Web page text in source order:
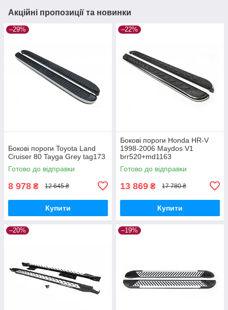
Акційні пропозиції та новинки
–29%
Бокові пороги Toyota Land
Cruiser 80 Tayga Grey tag173
Готово до відправки
8 978 ₴ 12 645 ₴
Купити
–22%
Бокові пороги Honda HR-V
1998-2006 Maydos V1
brr520+md1163
Готово до відправки
13 869 ₴ 17 780 ₴
Купити
–20% –19%